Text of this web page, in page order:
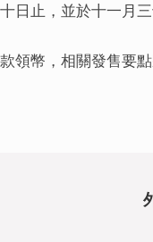
日止，並於十一月
領幣，相關發售要